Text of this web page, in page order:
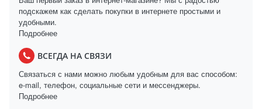
подскажем как сделать покупки в интернете простыми и
удобными.
Подробнее
ВСЕГДА НА СВЯЗИ
Связаться с нами можно любым удобным для вас способом:
e-mail, телефон, социальные сети и мессенджеры.
Подробнее